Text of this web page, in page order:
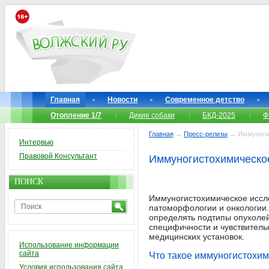
Главная Новости
Современное детство
Отопление 1/7
Дикие собаки БКД-2025
Главная → Пресс-релизы →
Иммуногистохимическое
патоморфологии и
определять подтипы
специфичности и
медицинских установок.
Что такое
Интервью
Правовой Консультант
ПОИСК
Использование информации
сайта
Условия использования сайта